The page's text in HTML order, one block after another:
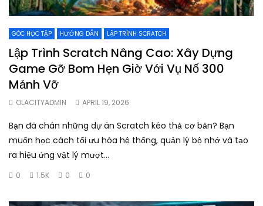
GÓC HỌC TẬP HƯỚNG DẪN LẬP TRÌNH SCRATCH
Lập Trình Scratch Nâng Cao: Xây Dựng
Game Gỡ Bom Hẹn Giờ Với Vụ Nổ 300
Mảnh Vỡ
OLACITYADMIN APRIL 19, 2026
Bạn đã chán những dự án Scratch kéo thả cơ bản? Bạn
muốn học cách tối ưu hóa hệ thống, quản lý bộ nhớ và tạo
ra hiệu ứng vật lý mượt...
0 1.5K 0 0